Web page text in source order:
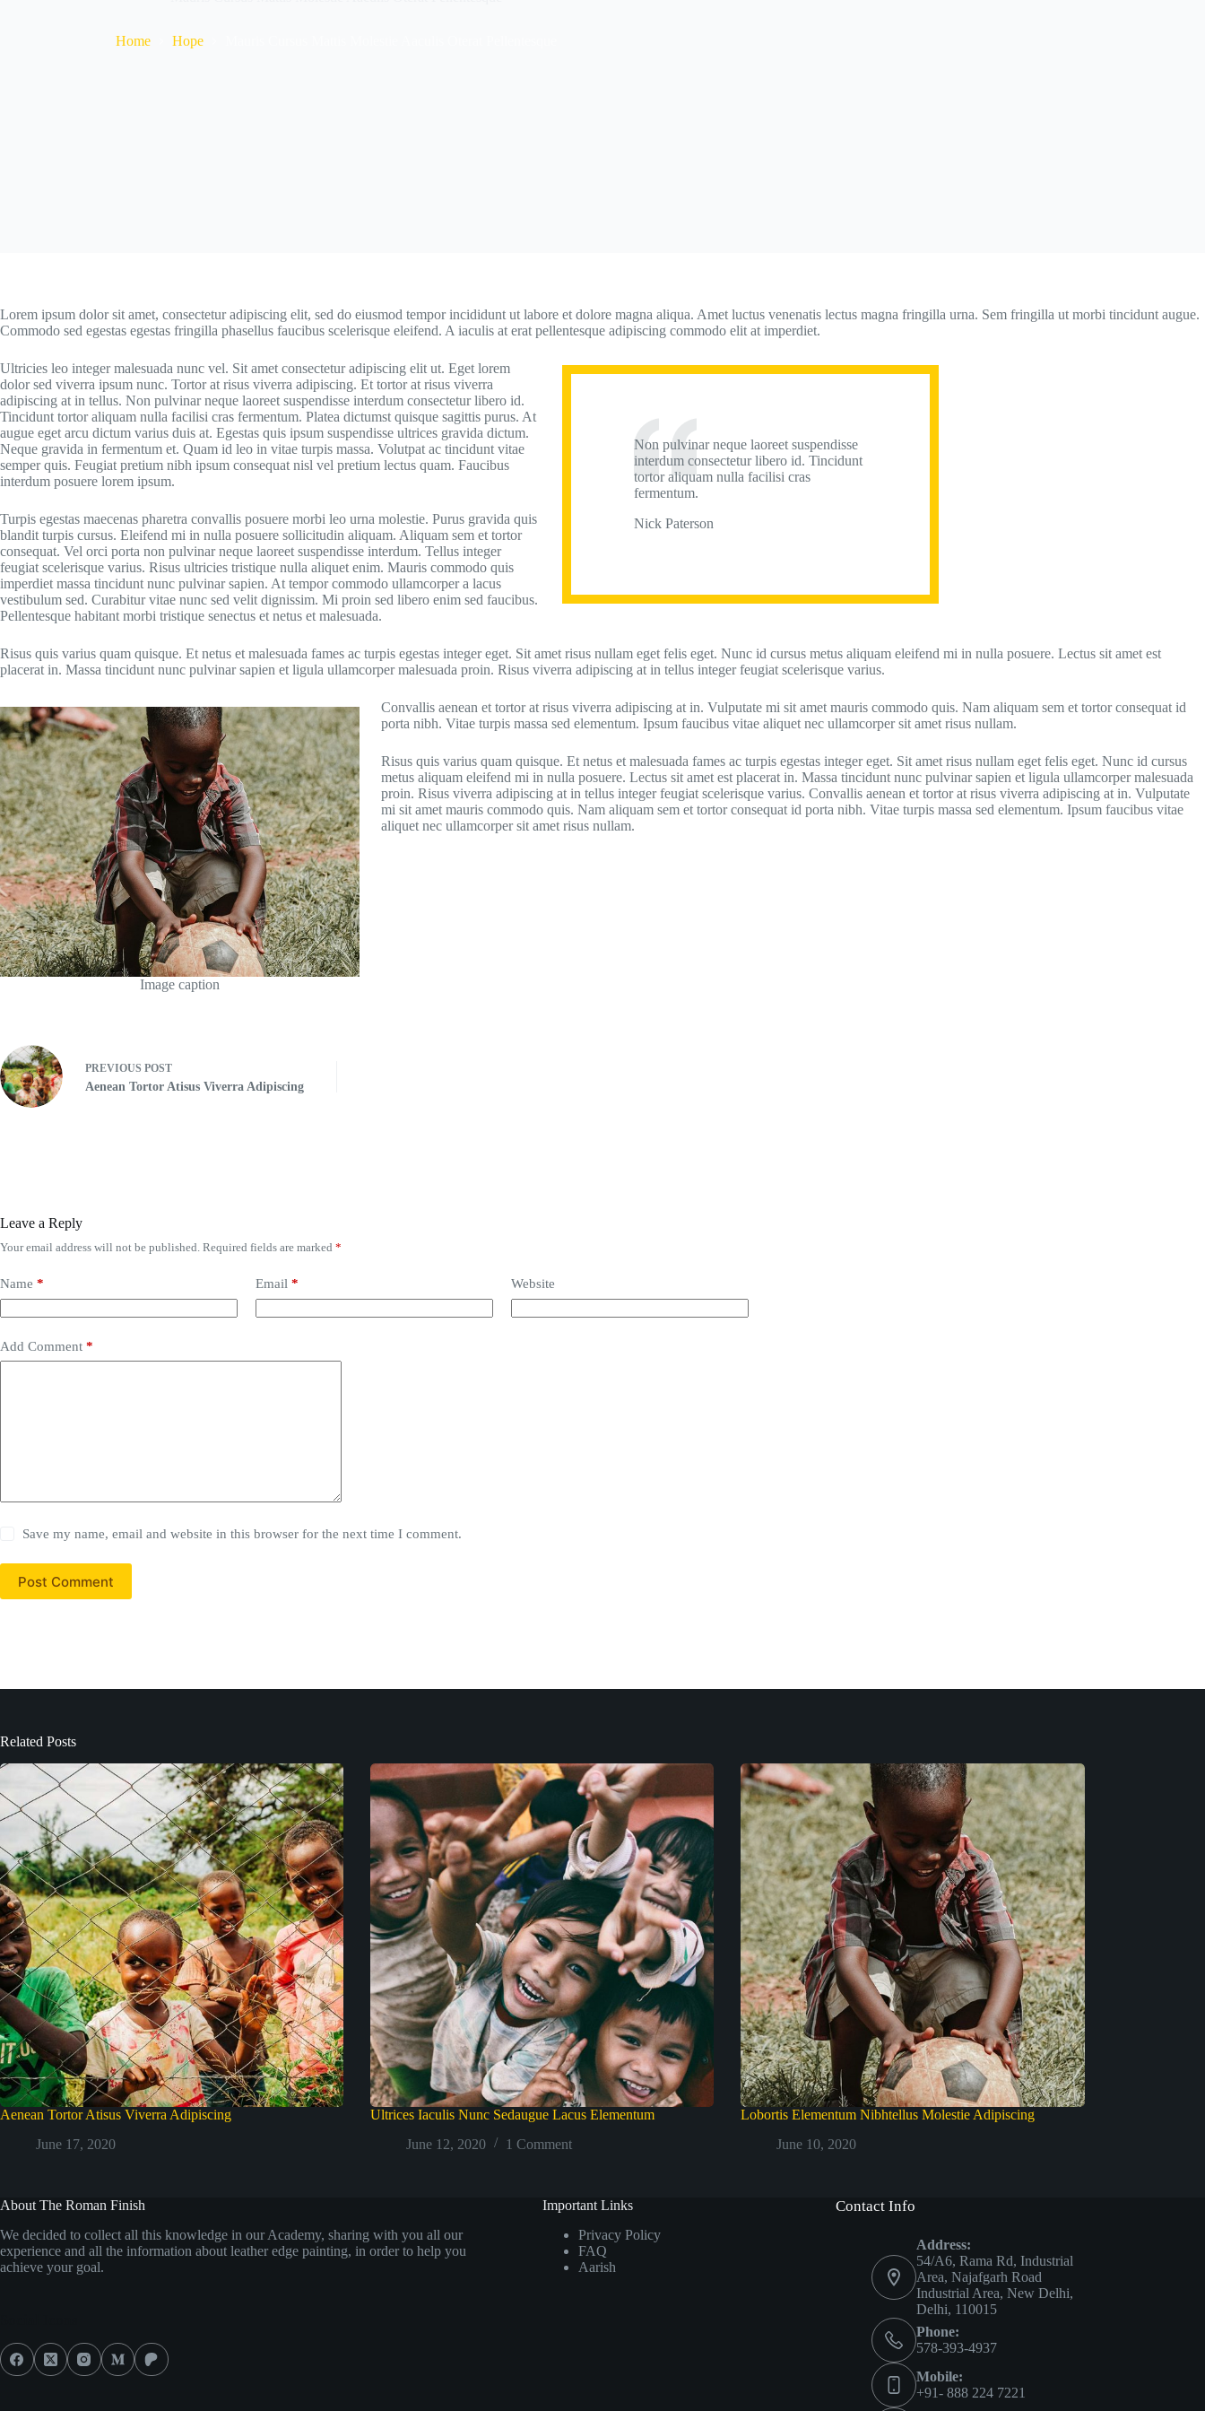
Home Hope
Lorem ipsum dolor sit amet, consectetur adipiscing elit, sed do eiusmod tempor incididunt ut labore et dolore magna aliqua. Amet luctus venenatis lectus magna fringilla urna. Sem fringilla ut morbi tincidunt augue.
Commodo sed egestas egestas fringilla phasellus faucibus scelerisque eleifend. A iaculis at erat pellentesque adipiscing commodo elit at imperdiet.
Non pulvinar neque laoreet suspendisse
interdum consectetur libero id. Tincidunt
tortor aliquam nulla facilisi cras
fermentum.
Nick Paterson
Ultricies leo integer malesuada nunc vel. Sit amet consectetur adipiscing elit ut. Eget lorem
dolor sed viverra ipsum nunc. Tortor at risus viverra adipiscing. Et tortor at risus viverra
adipiscing at in tellus. Non pulvinar neque laoreet suspendisse interdum consectetur libero id.
Tincidunt tortor aliquam nulla facilisi cras fermentum. Platea dictumst quisque sagittis purus. At
augue eget arcu dictum varius duis at. Egestas quis ipsum suspendisse ultrices gravida dictum.
Neque gravida in fermentum et. Quam id leo in vitae turpis massa. Volutpat ac tincidunt vitae
semper quis. Feugiat pretium nibh ipsum consequat nisl vel pretium lectus quam. Faucibus
interdum posuere lorem ipsum.
Turpis egestas maecenas pharetra convallis posuere morbi leo urna molestie. Purus gravida quis
blandit turpis cursus. Eleifend mi in nulla posuere sollicitudin aliquam. Aliquam sem et tortor
consequat. Vel orci porta non pulvinar neque laoreet suspendisse interdum. Tellus integer
feugiat scelerisque varius. Risus ultricies tristique nulla aliquet enim. Mauris commodo quis
imperdiet massa tincidunt nunc pulvinar sapien. At tempor commodo ullamcorper a lacus
vestibulum sed. Curabitur vitae nunc sed velit dignissim. Mi proin sed libero enim sed faucibus.
Pellentesque habitant morbi tristique senectus et netus et malesuada.
Risus quis varius quam quisque. Et netus et malesuada fames ac turpis egestas integer eget. Sit amet risus nullam eget felis eget. Nunc id cursus metus aliquam eleifend mi in nulla posuere. Lectus sit amet est
placerat in. Massa tincidunt nunc pulvinar sapien et ligula ullamcorper malesuada proin. Risus viverra adipiscing at in tellus integer feugiat scelerisque varius.
Image caption
Convallis aenean et tortor at risus viverra adipiscing at in. Vulputate mi sit amet mauris commodo quis. Nam aliquam sem et tortor consequat id
porta nibh. Vitae turpis massa sed elementum. Ipsum faucibus vitae aliquet nec ullamcorper sit amet risus nullam.
Risus quis varius quam quisque. Et netus et malesuada fames ac turpis egestas integer eget. Sit amet risus nullam eget felis eget. Nunc id cursus
metus aliquam eleifend mi in nulla posuere. Lectus sit amet est placerat in. Massa tincidunt nunc pulvinar sapien et ligula ullamcorper malesuada
proin. Risus viverra adipiscing at in tellus integer feugiat scelerisque varius. Convallis aenean et tortor at risus viverra adipiscing at in. Vulputate
mi sit amet mauris commodo quis. Nam aliquam sem et tortor consequat id porta nibh. Vitae turpis massa sed elementum. Ipsum faucibus vitae
aliquet nec ullamcorper sit amet risus nullam.
PREVIOUS POST
Aenean Tortor Atisus Viverra Adipiscing
Leave a Reply
Your email address will not be published. Required fields are marked *
Name * Email * Website
Add Comment *
Save my name, email and website in this browser for the next time I comment.
Post Comment
Related Posts
Aenean Tortor Atisus Viverra Adipiscing
June 17, 2020
Ultrices Iaculis Nunc Sedaugue Lacus Elementum
June 12, 2020
1 Comment
Lobortis Elementum Nibhtellus Molestie Adipiscing
June 10, 2020
About The Roman Finish
We decided to collect all this knowledge in our Academy, sharing with you all our
experience and all the information about leather edge painting, in order to help you
achieve your goal.
Important Links
Privacy Policy
FAQ
Aarish
Contact Info
Address:
54/A6, Rama Rd, Industrial
Area, Najafgarh Road
Industrial Area, New Delhi,
Delhi, 110015
Phone:
578-393-4937
Mobile:
+91- 888 224 7221